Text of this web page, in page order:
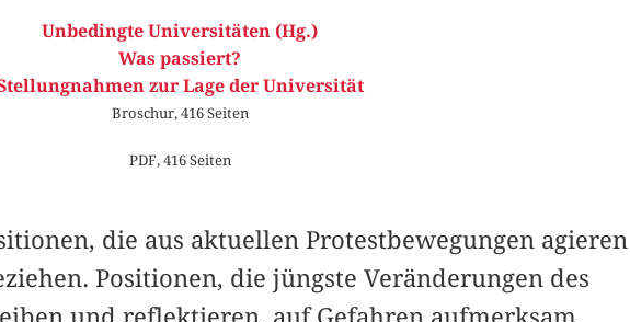
Unbedingte Universitäten (Hg.)
Was passiert?
zur Lage der Universität
Broschur, 416 Seiten
PDF, 416 Seiten
die aus ­aktuellen Protestbewegungen agieren
Positionen, die jüngste Veränderungen des